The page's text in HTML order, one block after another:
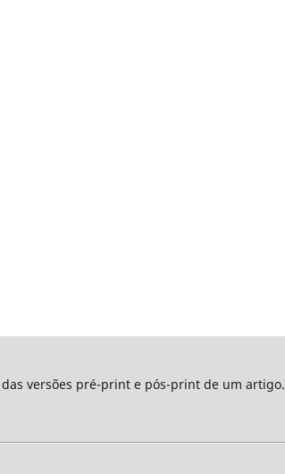
versões pré-print e pós-print de um artigo.